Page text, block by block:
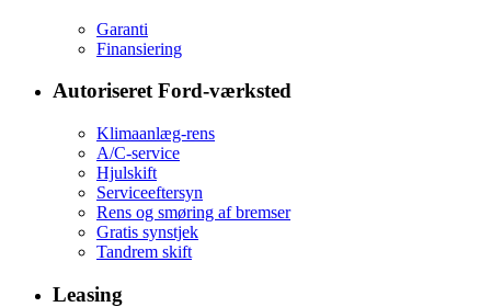
Garanti
Finansiering
Autoriseret Ford-værksted
Klimaanlæg-rens
A/C-service
Hjulskift
Serviceeftersyn
Rens og smøring af bremser
Gratis synstjek
Tandrem skift
Leasing